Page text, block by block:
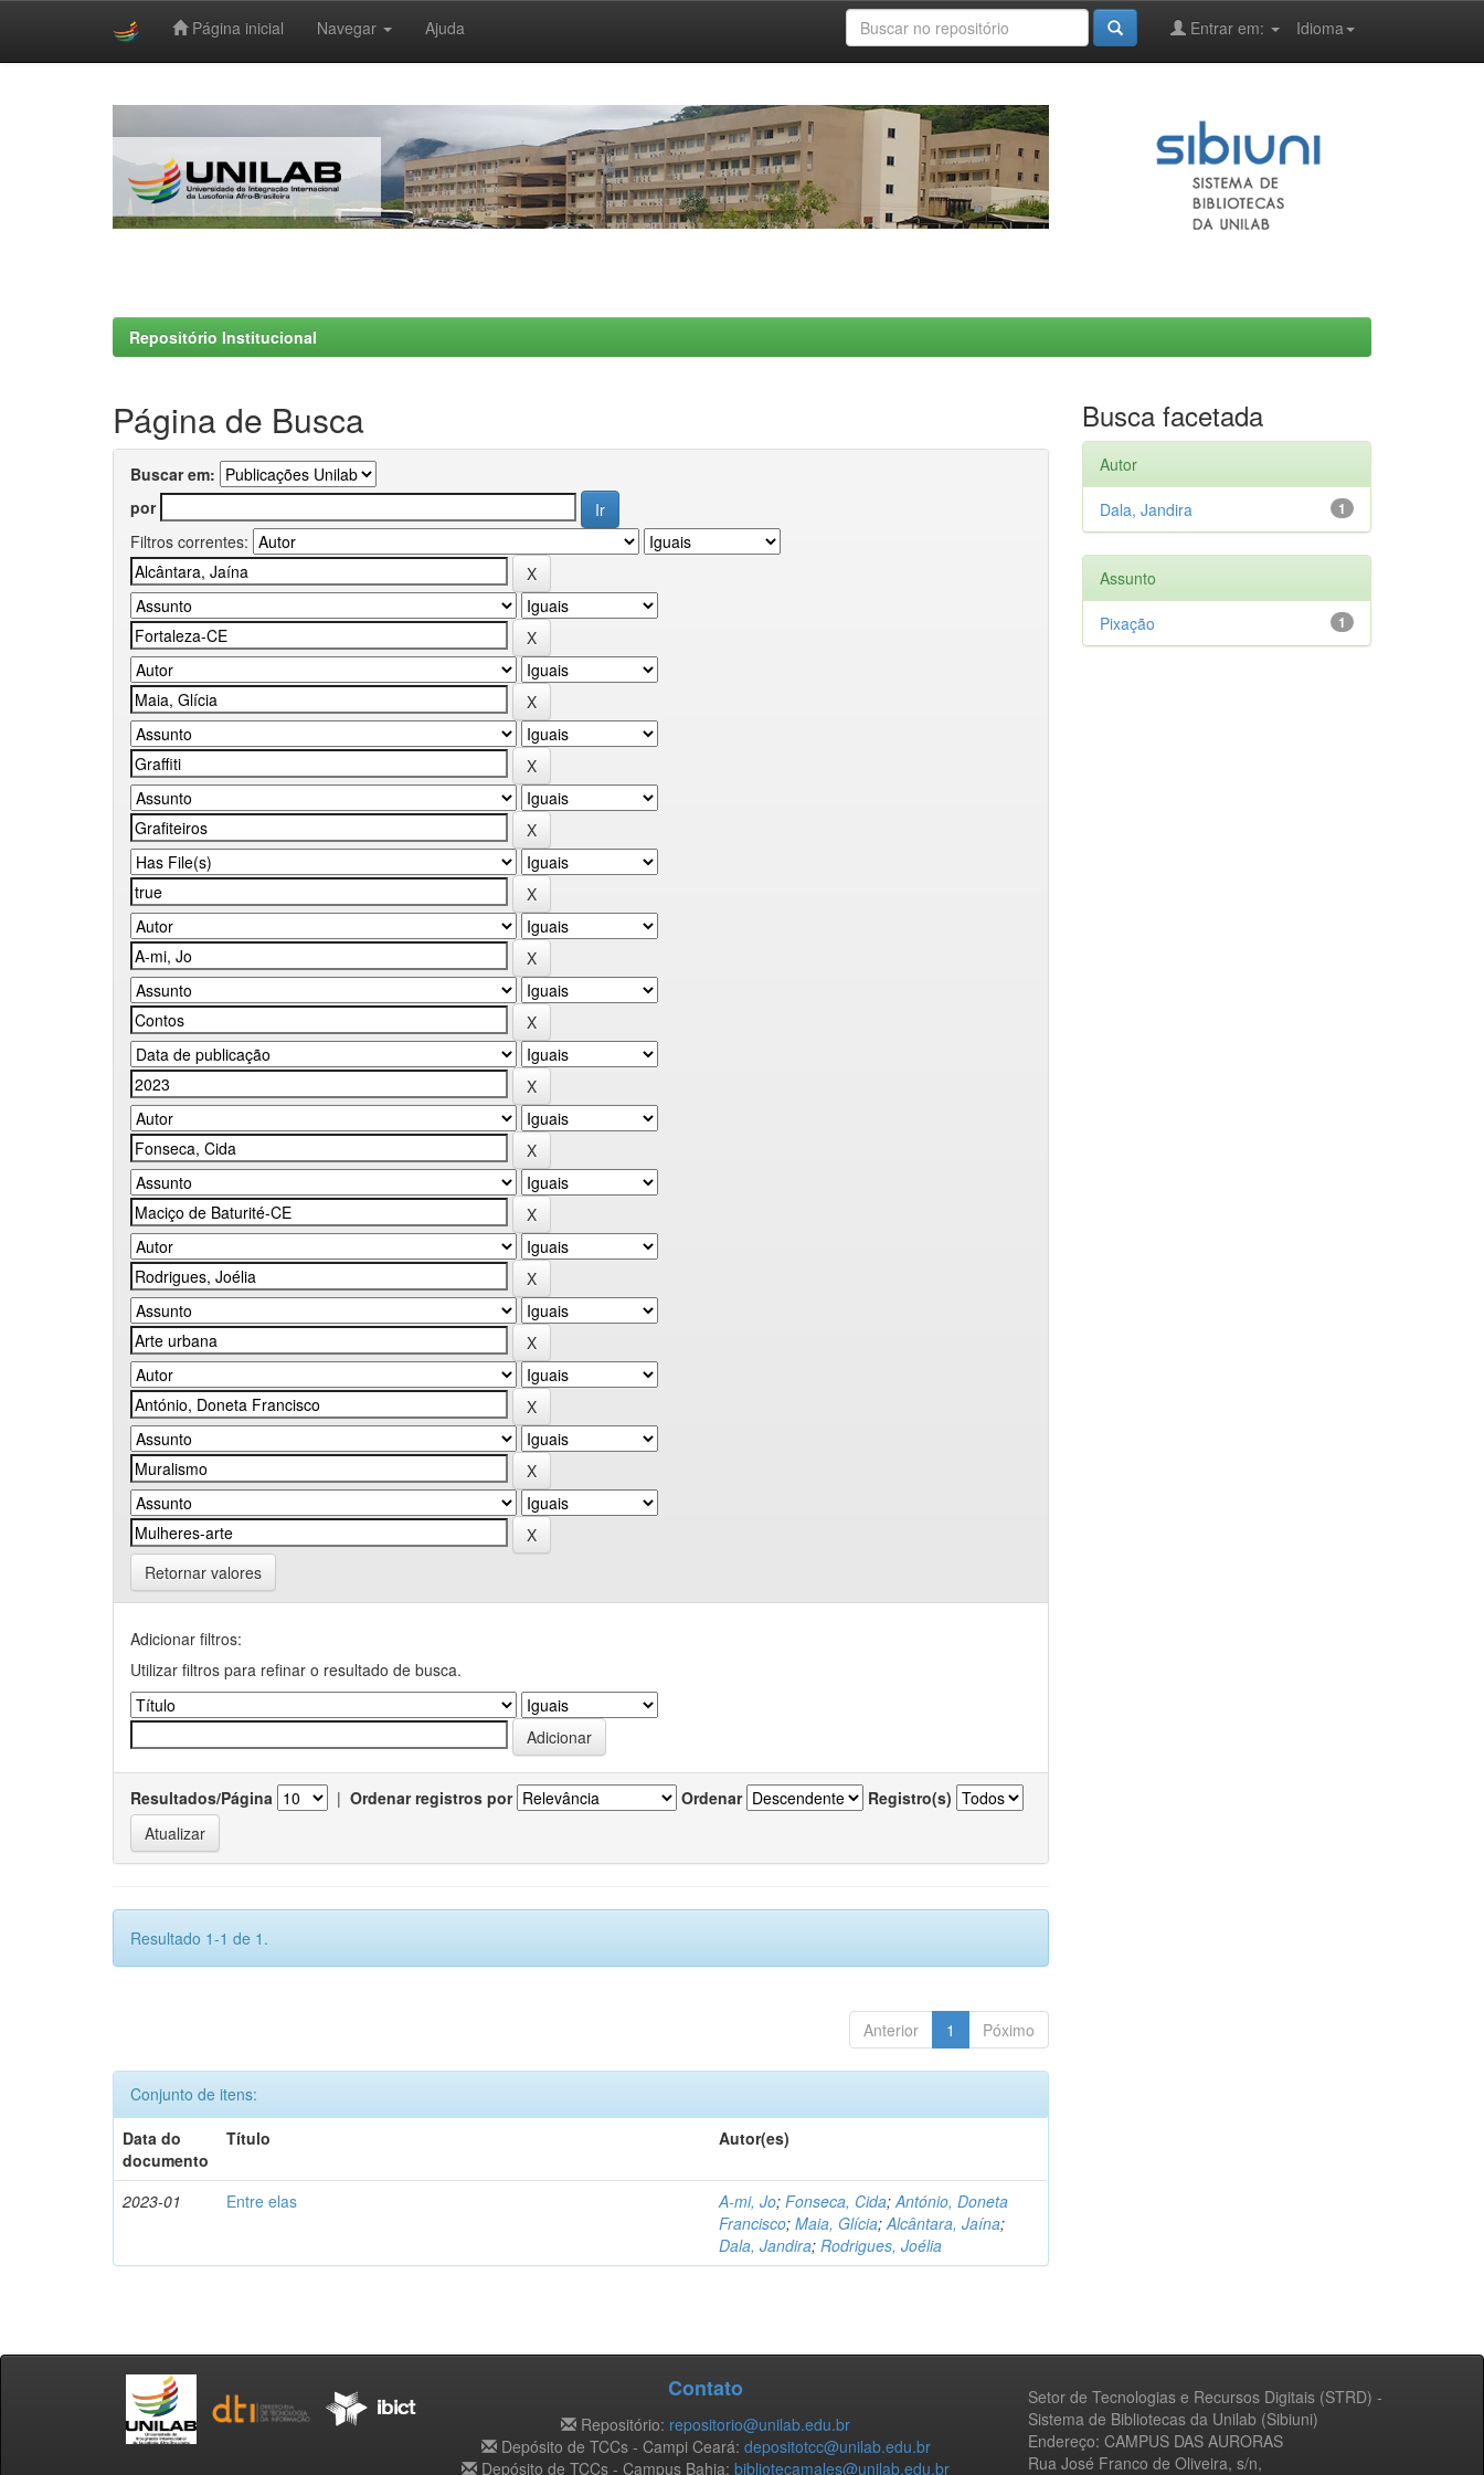
Página inicial Navegar Ajuda Idioma
Entrar em:
Repositório Institucional
Página de Busca
Buscar em:
por
Filtros correntes:
Retornar valores
Adicionar filtros:
Utilizar filtros para refinar o resultado de busca.
Resultados/Página | Ordenar registros por Ordenar Registro(s)
Resultado 1-1 de 1.
Anterior 1 Póximo
Conjunto de itens:
Data do
documento
Título Autor(es)
2023-01 Entre elas A-mi, Jo;Fonseca, Cida;António, Doneta
Francisco;Maia, Glícia;Alcântara, Jaína;
Dala, Jandira;Rodrigues, Joélia
Busca facetada
Autor
1
Dala, Jandira
Assunto
1
Pixação
Setor de Tecnologias e Recursos Digitais (STRD) -
Sistema de Bibliotecas da Unilab (Sibiuni)
Endereço: CAMPUS DAS AURORAS
Rua José Franco de Oliveira, s/n,
Contato
Repositório: repositorio@unilab.edu.br
Depósito de TCCs - Campi Ceará: depositotcc@unilab.edu.br
Depósito de TCCs - Campus Bahia: bibliotecamales@unilab.edu.br